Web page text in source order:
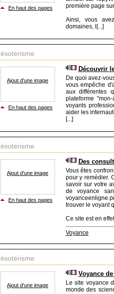
En haut des pages
première page
Ainsi, vous
domaines, l[...]
ésotérisme
Ajout d'une image
En haut des pages
Découvrir
De quoi avez-
vous empêche
aux différentes
plateforme
voyants
aider les
[...]
ésotérisme
Ajout d'une image
En haut des pages
Des
Vous êtes
pour y remédier.
savoir sur votre
de voyance
trouver le voyant
Ce site est en
Voyance
ésotérisme
Ajout d'une image
Voyance
Le site voyance
monde des